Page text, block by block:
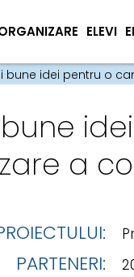
ELEVI
bune idei pentru o
a
PARTENERI: